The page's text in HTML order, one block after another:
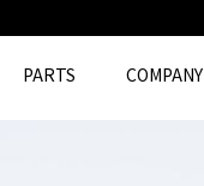
PARTS COMPANY